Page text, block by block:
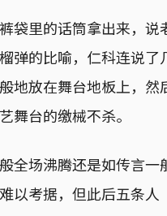
袋里的话筒拿出来，
弹的比喻，仁科连说
地放在舞台地板上，
舞台的缴械不杀。
全场沸腾还是如传言
以考据，但此后五条